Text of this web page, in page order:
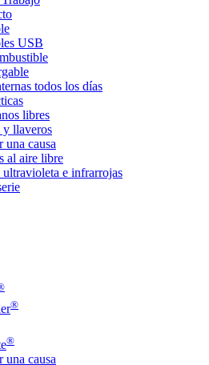
USB
todos los días
libres
y llaveros
una causa
al aire libre
e infrarrojas
®
®
una causa